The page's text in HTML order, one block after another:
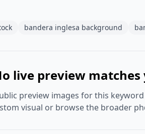
bandera inglesa background
live preview matches
preview images for this
visual or browse the broader